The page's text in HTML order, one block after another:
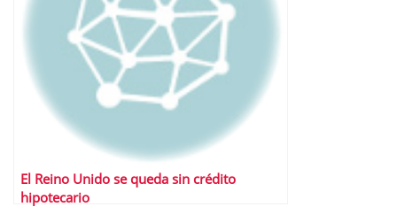
El Reino Unido se queda sin crédito
hipotecario